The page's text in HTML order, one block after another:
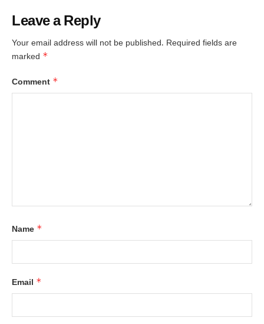
Leave a Reply
Your email address will not be published. Required fields are
marked *
Comment *
Name *
Email *